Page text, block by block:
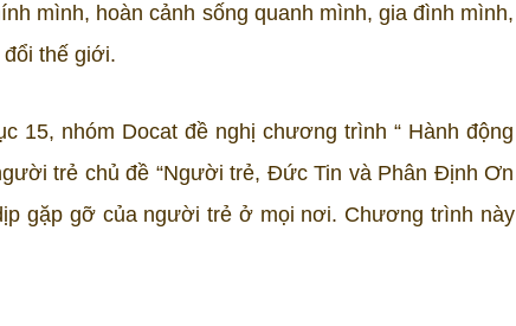
mình, hoàn cảnh sống quanh mình, gia đình mình,
thế giới.
15, nhóm Docat đề nghị chương trình “ Hành động
trẻ chủ đề “Người trẻ, Đức Tin và Phân Định Ơn
gặp gỡ của người trẻ ở mọi nơi. Chương trình này